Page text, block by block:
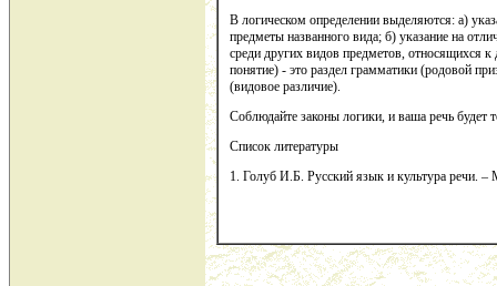
В логическом определении выделяются: а)
предметы названного вида; б) указание на
среди других видов предметов, относящихся
понятие) - это раздел грамматики (родовой
(видовое различие).
Соблюдайте законы логики, и ваша речь будет
Список литературы
1. Голуб И.Б. Русский язык и культура речи.